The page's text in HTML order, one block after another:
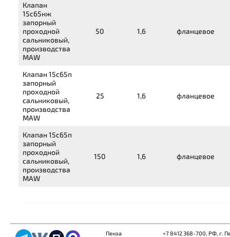
Клапан
15с65нж
запорный
проходной
сальниковый,
производства
MAW
50 1,6 фланцевое
Клапан15с65п
запорный
проходной
сальниковый,
производства
MAW
25 1,6 фланцевое
Клапан15с65п
запорный
проходной
сальниковый,
производства
MAW
150 1,6 фланцевое
Пенза +7 8412 368-700, РФ, г.